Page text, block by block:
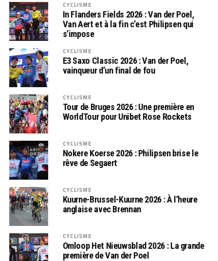
CYCLISME
In Flanders Fields 2026 : Van der Poel,
Van Aert et à la fin c’est Philipsen qui
s’impose
CYCLISME
E3 Saxo Classic 2026 : Van der Poel,
vainqueur d’un final de fou
CYCLISME
Tour de Bruges 2026 : Une première en
WorldTour pour Unibet Rose Rockets
CYCLISME
Nokere Koerse 2026 : Philipsen brise le
rêve de Segaert
CYCLISME
Kuurne-Brussel-Kuurne 2026 : À l’heure
anglaise avec Brennan
CYCLISME
Omloop Het Nieuwsblad 2026 : La grande
première de Van der Poel